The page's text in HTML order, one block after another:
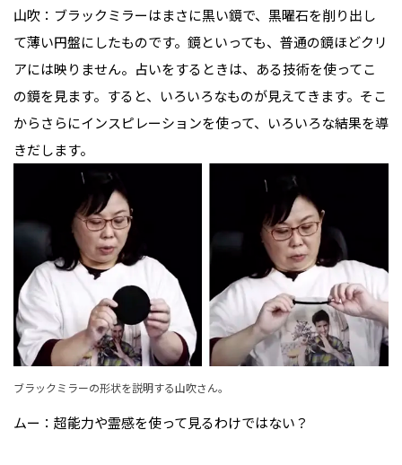
山吹：ブラックミラーはまさに黒い鏡で、黒曜石を削り出し
て薄い円盤にしたものです。鏡といっても、普通の鏡ほどクリ
アには映りません。占いをするときは、ある技術を使ってこ
の鏡を見ます。すると、いろいろなものが見えてきます。そこ
からさらにインスピレーションを使って、いろいろな結果を導
きだします。
ブラックミラーの形状を説明する山吹さん。
ムー：超能力や霊感を使って見るわけではない？